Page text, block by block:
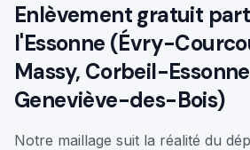
Enlèvement gratuit
l'Essonne (Évry-
Massy, Corbeil-
Geneviève-des-Bois)
Notre maillage suit la réalité du